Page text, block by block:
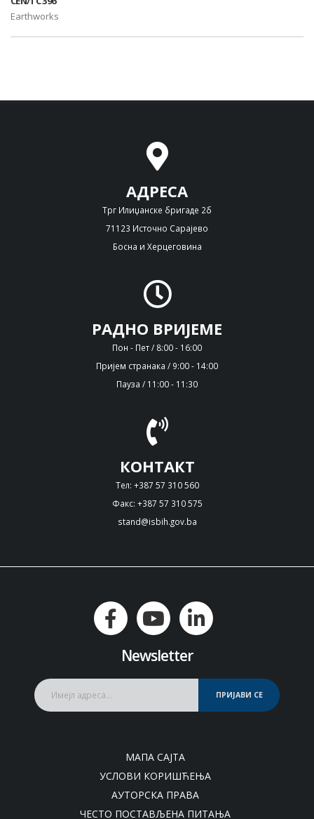
Earthworks
АДРЕСА
Трг Илиџанске бригаде 2б
71123 Источно Сарајево
Босна и Херцеговина
РАДНО ВРИЈЕМЕ
Пон - Пет / 8:00 - 16:00
Пријем странака / 9:00 - 14:00
Пауза / 11:00 - 11:30
КОНТАКТ
Тел: +387 57 310 560
Факс: +387 57 310 575
stand@isbih.gov.ba
Newsletter
ПРИЈАВИ СЕ
МАПА САЈТА
УСЛОВИ КОРИШЋЕЊА
АУТОРСКА ПРАВА
ЧЕСТО ПОСТАВЉЕНА ПИТАЊА